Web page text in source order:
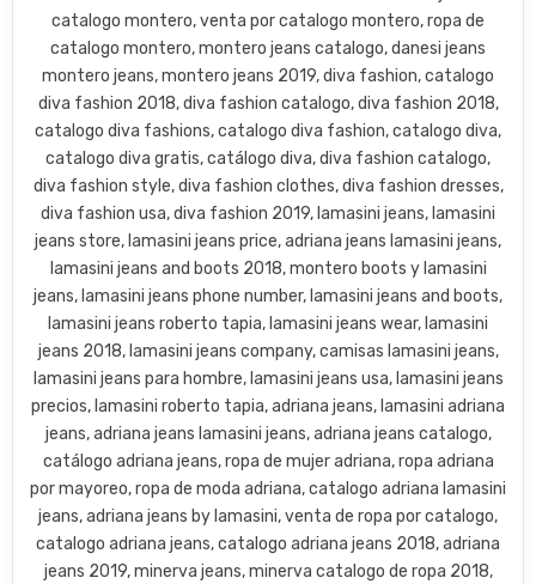
catalogo montero, venta por catalogo montero, ropa de
catalogo montero, montero jeans catalogo, danesi jeans
montero jeans, montero jeans 2019, diva fashion, catalogo
diva fashion 2018, diva fashion catalogo, diva fashion 2018,
catalogo diva fashions, catalogo diva fashion, catalogo diva,
catalogo diva gratis, catálogo diva, diva fashion catalogo,
diva fashion style, diva fashion clothes, diva fashion dresses,
diva fashion usa, diva fashion 2019, lamasini jeans, lamasini
jeans store, lamasini jeans price, adriana jeans lamasini jeans,
lamasini jeans and boots 2018, montero boots y lamasini
jeans, lamasini jeans phone number, lamasini jeans and boots,
lamasini jeans roberto tapia, lamasini jeans wear, lamasini
jeans 2018, lamasini jeans company, camisas lamasini jeans,
lamasini jeans para hombre, lamasini jeans usa, lamasini jeans
precios, lamasini roberto tapia, adriana jeans, lamasini adriana
jeans, adriana jeans lamasini jeans, adriana jeans catalogo,
catálogo adriana jeans, ropa de mujer adriana, ropa adriana
por mayoreo, ropa de moda adriana, catalogo adriana lamasini
jeans, adriana jeans by lamasini, venta de ropa por catalogo,
catalogo adriana jeans, catalogo adriana jeans 2018, adriana
jeans 2019, minerva jeans, minerva catalogo de ropa 2018,